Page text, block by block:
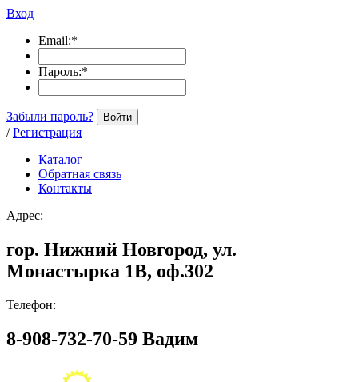
Вход
Email:*
Пароль:*
Забыли пароль? Войти
/ Регистрация
Каталог
Обратная связь
Контакты
Адрес:
гор. Нижний Новгород, ул.
Монастырка 1В, оф.302
Телефон:
8-908-732-70-59 Вадим